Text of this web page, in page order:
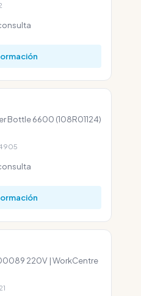
Bottle 6600 (108R01124)
220V | WorkCentre